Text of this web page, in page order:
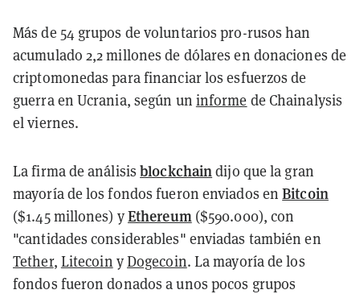
Más de 54 grupos de voluntarios pro-rusos han
acumulado 2,2 millones de dólares en donaciones de
criptomonedas para financiar los esfuerzos de
guerra en Ucrania, según un informe de Chainalysis
el viernes.
La firma de análisisblockchain dijo que la gran
mayoría de los fondos fueron enviados enBitcoin
($1.45 millones) yEthereum($590.000), con
"cantidades considerables" enviadas también en
Tether, Litecoin yDogecoin. La mayoría de los
fondos fueron donados a unos pocos grupos